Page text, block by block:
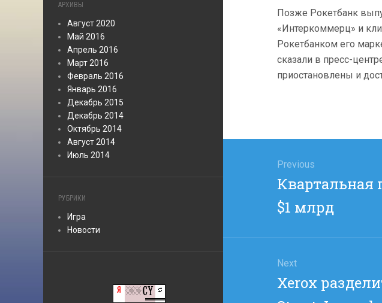
АРХИВЫ
Август 2020
Май 2016
Апрель 2016
Март 2016
Февраль 2016
Январь 2016
Декабрь 2015
Декабрь 2014
Октябрь 2014
Август 2014
Июль 2014
РУБРИКИ
Игра
Новости
Позже Рокетбанк
«Интеркоммерц» и
Рокетбанком его
сказали в пресс-
приостановлены и
записям
Previous
Previous
Квартальная
$1 млрд
Next
Next
Xerox